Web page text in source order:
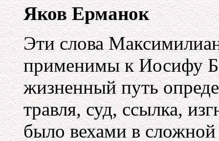
Яков Ерманок
Эти слова
применимы к Иосифу
жизненный путь
травля, суд, ссылка,
было вехами в